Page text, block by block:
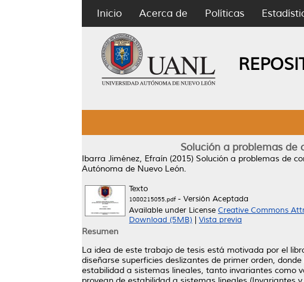
Inicio Acerca de Políticas
Solución a problemas de
Ibarra Jiménez, Efraín (2015) Solución a problemas de
Autónoma de Nuevo León.
Texto
1080215055.pdf- Versión Aceptada
Available under License Creative Commons
Download (5MB)
Vista previa
Resumen
La idea de este trabajo de tesis está motivada por el
diseñarse superficies deslizantes de primer orden,
estabilidad a sistemas lineales, tanto invariantes como